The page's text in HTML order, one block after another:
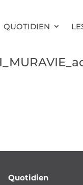
QUOTIDIEN
Quotidien